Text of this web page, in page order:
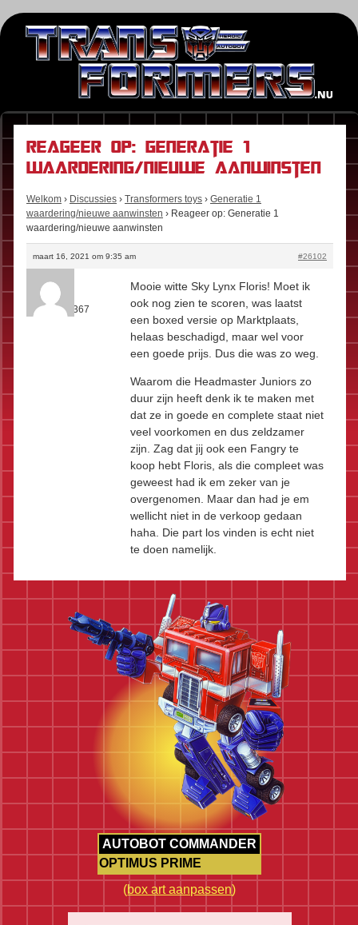
Reageer op: Generatie 1
waardering/nieuwe aanwinsten
Welkom › Discussies › Transformers toys › Generatie 1
waardering/nieuwe aanwinsten › Reageer op: Generatie 1
waardering/nieuwe aanwinsten
maart 16, 2021 om 9:35 am #26102
Kees
Rol:
Fan
Berichten:
367
Mooie witte Sky Lynx Floris! Moet ik
ook nog zien te scoren, was laatst
een boxed versie op Marktplaats,
helaas beschadigd, maar wel voor
een goede prijs. Dus die was zo weg.
Waarom die Headmaster Juniors zo
duur zijn heeft denk ik te maken met
dat ze in goede en complete staat niet
veel voorkomen en dus zeldzamer
zijn. Zag dat jij ook een Fangry te
koop hebt Floris, als die compleet was
geweest had ik em zeker van je
overgenomen. Maar dan had je em
wellicht niet in de verkoop gedaan
haha. Die part los vinden is echt niet
te doen namelijk.
AUTOBOT COMMANDER
OPTIMUS PRIME
(box art aanpassen)